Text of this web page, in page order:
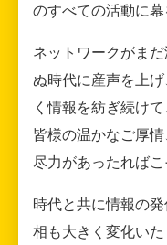
のすべての活動に幕
ネットワークがま
ぬ時代に産声を上
く情報を紡ぎ続け
皆様の温かなご厚
尽力があったればこ
時代と共に情報の
相も大きく変化い